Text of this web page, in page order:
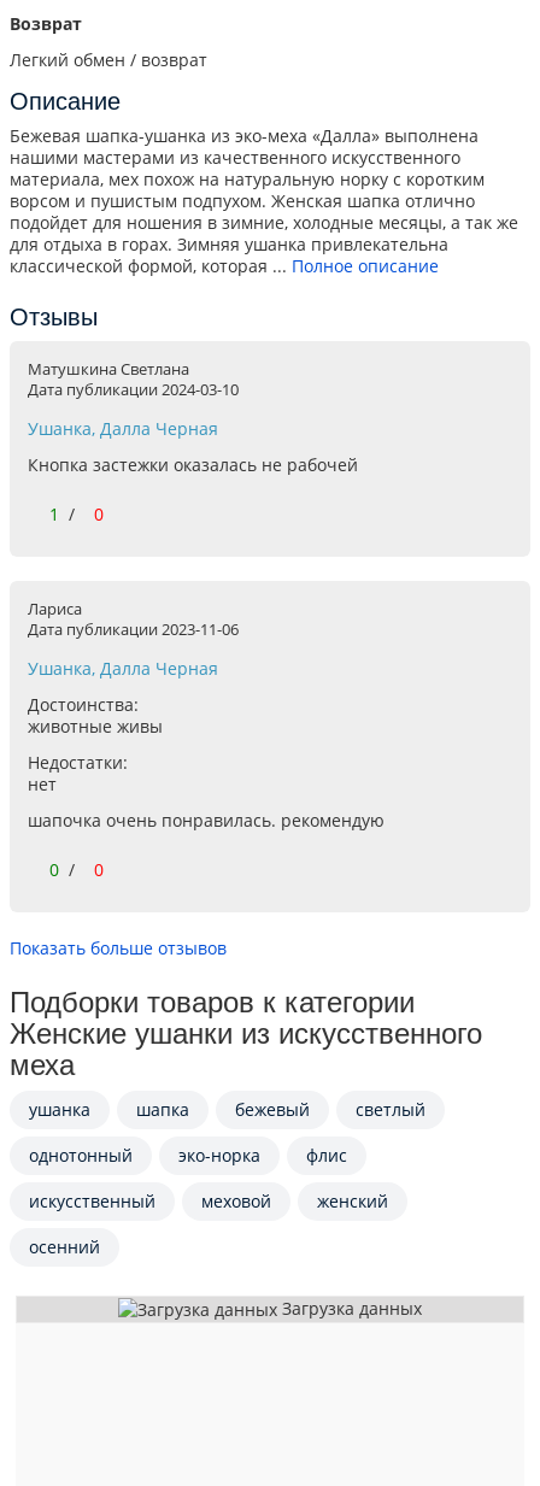
Возврат
Легкий обмен / возврат
Описание
Бежевая шапка-ушанка из эко-меха «Далла» выполнена
нашими мастерами из качественного искусственного
материала, мех похож на натуральную норку с коротким
ворсом и пушистым подпухом. Женская шапка отлично
подойдет для ношения в зимние, холодные месяцы, а так же
для отдыха в горах. Зимняя ушанка привлекательна
классической формой, которая ... Полное описание
Отзывы
Матушкина Светлана
Дата публикации2024-03-10
Ушанка, Далла Черная
Кнопка застежки оказалась не рабочей
1 / 0
Лариса
Дата публикации2023-11-06
Ушанка, Далла Черная
Достоинства:
животные живы
Недостатки:
нет
шапочка очень понравилась. рекомендую
0 / 0
Показать больше отзывов
Подборки товаров к категории
Женские ушанки из искусственного
меха
ушанка шапка бежевый
светлый
однотонный
эко-норка
флис
искусственный
меховой
женский
осенний
Загрузка данных